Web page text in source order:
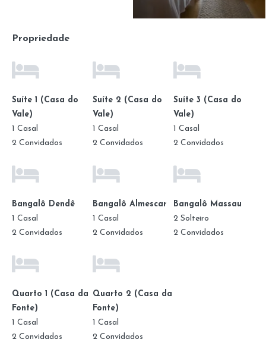
Propriedade
Suíte 1 (Casa do
Vale)
1 Casal
2 Convidados
Suíte 2 (Casa do
Vale)
1 Casal
2 Convidados
Suíte 3 (Casa do
Vale)
1 Casal
2 Convidados
Bangalô Dendê
1 Casal
2 Convidados
Bangalô Almescar
1 Casal
2 Convidados
Bangalô Massau
2 Solteiro
2 Convidados
Quarto 1 (Casa da
Fonte)
1 Casal
2 Convidados
Quarto 2 (Casa da
Fonte)
1 Casal
2 Convidados